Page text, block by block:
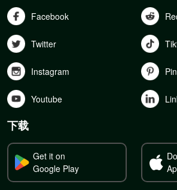
Facebook
Twitter
Instagram
Youtube
下载
Get it on
Google Play